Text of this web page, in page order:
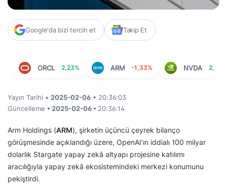
Google'da bizi tercih et Takip Et
ORCL 2,23% ARM -1,33% NVDA 2,19%
Yayın Tarihi • 2025-02-06 • 20:36:03
Güncelleme • 2025-02-06 • 20:36:14
Arm Holdings (ARM), şirketin üçüncü çeyrek bilanço
görüşmesinde açıklandığı üzere, OpenAI’ın iddialı 100 milyar
dolarlık Stargate yapay zekâ altyapı projesine katılımı
aracılığıyla yapay zekâ ekosistemindeki merkezi konumunu
pekiştirdi.